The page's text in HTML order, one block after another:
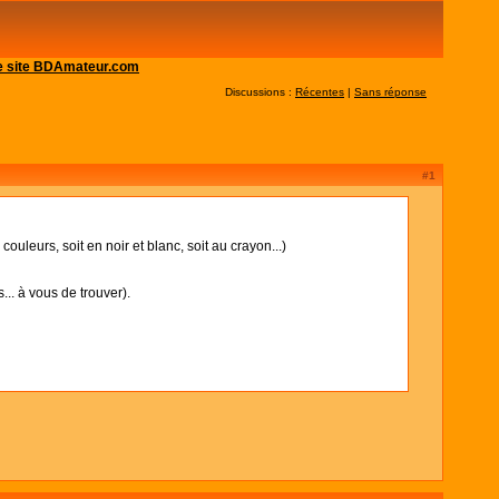
site BDAmateur.com
Discussions : Récentes | Sans réponse
#1
soit en noir et blanc, soit au crayon...)
à vous de trouver).